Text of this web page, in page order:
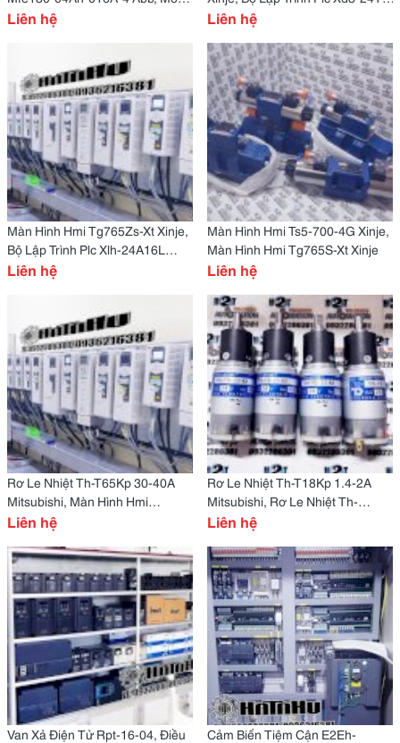
Đun Giao Diện Điều Khiển (Cim)
Liên hệ
Xinje
Liên hệ
Màn Hình Hmi Tg765Zs-Xt Xinje,
Bộ Lập Trình Plc Xlh-24A16L
Xinje
Liên hệ
Màn Hình Hmi Ts5-700-4G Xinje,
Màn Hình Hmi Tg765S-Xt Xinje
Liên hệ
Rơ Le Nhiệt Th-T65Kp 30-40A
Mitsubishi, Màn Hình Hmi
Tgma63D-Et Xinje
Liên hệ
Rơ Le Nhiệt Th-T18Kp 1.4-2A
Mitsubishi, Rơ Le Nhiệt Th-
T18Kp 2-3A Mitsubishi
Liên hệ
Van Xả Điện Tử Rpt-16-04, Điều
Cảm Biến Tiệm Cận E2Eh-